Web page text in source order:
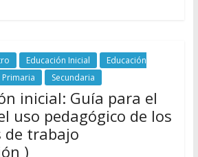
Educación Inicial
Educación
Primaria Secundaria
inicial: Guía para el
uso pedagógico de los
de trabajo
)